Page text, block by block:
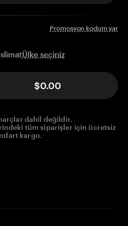
Promosyon kodum var
Ülke seçiniz
$0.00
dahil değildir.
tüm siparişler için ücretsiz
kargo.